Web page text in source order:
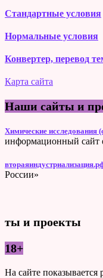
Стандартные условия
Нормальные условия
Конвертер, перевод
Карта сайта
Наши сайты и
Химические исследования
информационный сайт
России»
ты и проекты
18+
На сайте показывается